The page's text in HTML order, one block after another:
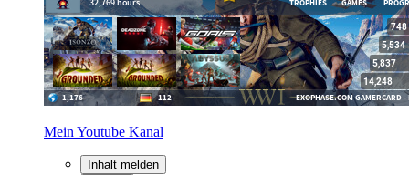
Mein Youtube Kanal
Inhalt melden